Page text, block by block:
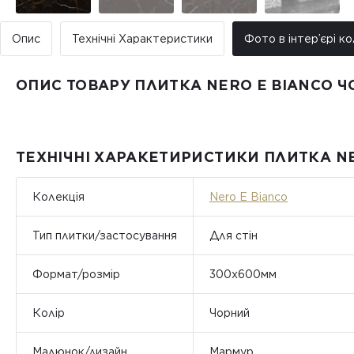
Опис Технічні Характеристики Фото в інтер’єрі
ОПИС ТОВАРУ ПЛИТКА NERO E BIANCO
ТЕХНІЧНІ ХАРАКЕТИРИСТИКИ ПЛИТКА
Колекція Nero E Bianco
Тип плитки/застосування Для стін
Формат/розмір 300x600мм
Колір Чорний